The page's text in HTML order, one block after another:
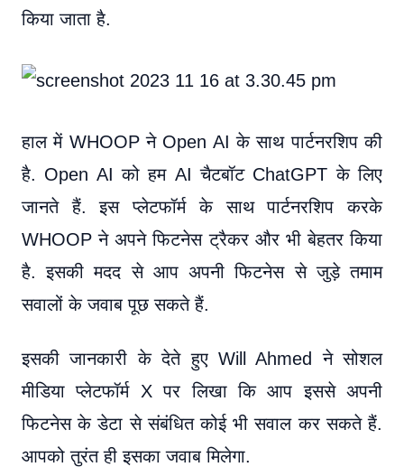
किया जाता है.
हाल में WHOOP ने Open AI के साथ पार्टनरशिप की
है. Open AI को हम AI चैटबॉट ChatGPT के लिए
जानते हैं. इस प्लेटफॉर्म के साथ पार्टनरशिप करके
WHOOP ने अपने फिटनेस ट्रैकर और भी बेहतर किया
है. इसकी मदद से आप अपनी फिटनेस से जुड़े तमाम
सवालों के जवाब पूछ सकते हैं.
इसकी जानकारी के देते हुए Will Ahmed ने सोशल
मीडिया प्लेटफॉर्म X पर लिखा कि आप इससे अपनी
फिटनेस के डेटा से संबंधित कोई भी सवाल कर सकते हैं.
आपको तुरंत ही इसका जवाब मिलेगा.